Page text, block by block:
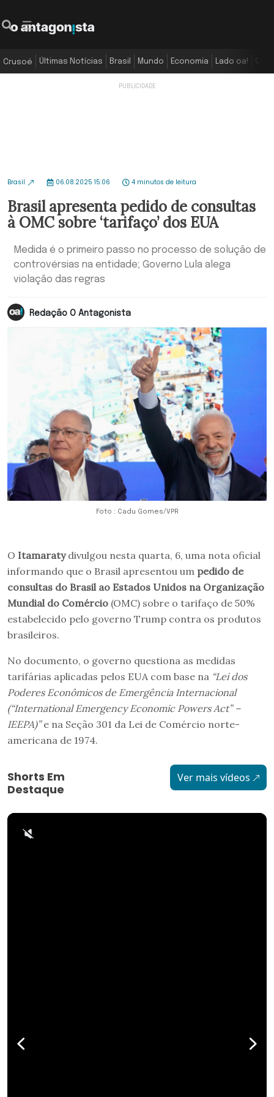
Crusoé Últimas Notícias Brasil Mundo Economia Lado oa!
Brasil 06.08.2025 15:06 4 minutos de leitura
Brasil apresenta pedido de consultas
à OMC sobre ‘tarifaço’ dos EUA
Medida é o primeiro passo no processo de solução de
controvérsias na entidade; Governo Lula alega
violação das regras
Redação O Antagonista
Foto : Cadu Gomes/VPR
O Itamaratydivulgou nesta quarta, 6, uma nota oficial
informando que o Brasil apresentou um pedido de
consultas do Brasil ao Estados Unidos na Organização
Mundial do Comércio (OMC) sobre o tarifaço de 50%
estabelecido pelo governo Trump contra os produtos
brasileiros.
No documento, o governo questiona as medidas
tarifárias aplicadas pelos EUA com base na “Lei dos
Poderes Econômicos de Emergência Internacional
(“International Emergency Economic Powers Act” –
IEEPA)”e na Seção 301 da Lei de Comércio norte-
americana de 1974.
Shorts Em
Destaque
Ver mais vídeos